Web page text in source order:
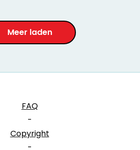
Meer laden
FAQ
-
Copyright
-